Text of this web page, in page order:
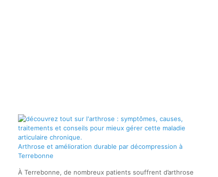
Arthrose et amélioration durable par décompression à
Terrebonne
À Terrebonne, de nombreux patients souffrent d’arthrose